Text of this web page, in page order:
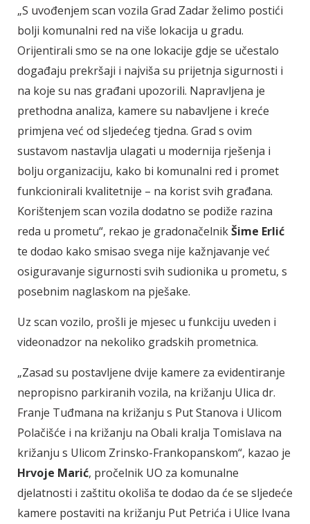
„S uvođenjem scan vozila Grad Zadar želimo postići
bolji komunalni red na više lokacija u gradu.
Orijentirali smo se na one lokacije gdje se učestalo
događaju prekršaji i najviša su prijetnja sigurnosti i
na koje su nas građani upozorili. Napravljena je
prethodna analiza, kamere su nabavljene i kreće
primjena već od sljedećeg tjedna. Grad s ovim
sustavom nastavlja ulagati u modernija rješenja i
bolju organizaciju, kako bi komunalni red i promet
funkcionirali kvalitetnije – na korist svih građana.
Korištenjem scan vozila dodatno se podiže razina
reda u prometu“, rekao je gradonačelnikŠime Erlić
te dodao kako smisao svega nije kažnjavanje već
osiguravanje sigurnosti svih sudionika u prometu, s
posebnim naglaskom na pješake.
Uz scan vozilo, prošli je mjesec u funkciju uveden i
videonadzor na nekoliko gradskih prometnica.
„Zasad su postavljene dvije kamere za evidentiranje
nepropisno parkiranih vozila, na križanju Ulica dr.
Franje Tuđmana na križanju s Put Stanova i Ulicom
Polačišće i na križanju na Obali kralja Tomislava na
križanju s Ulicom Zrinsko-Frankopanskom“, kazao je
Hrvoje Marić, pročelnik UO za komunalne
djelatnosti i zaštitu okoliša te dodao da će se sljedeće
kamere postaviti na križanju Put Petrića i Ulice Ivana